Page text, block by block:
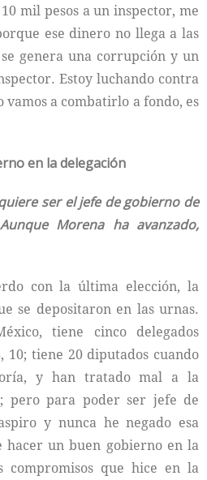
mil pesos a un inspector, me
ese dinero no llega a las
genera una corrupción y un
Estoy luchando contra
vamos a combatirlo a fondo, es
en la delegación
ser el jefe de gobierno de
Morena ha avanzado,
con la última elección, la
se depositaron en las urnas.
tiene cinco delegados
10; tiene 20 diputados cuando
y han tratado mal a la
pero para poder ser jefe de
y nunca he negado esa
hacer un buen gobierno en la
compromisos que hice en la